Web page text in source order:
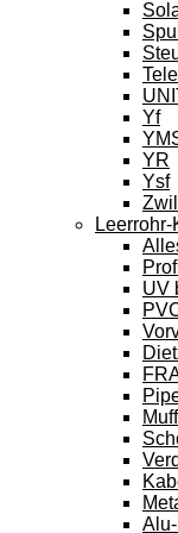
Yf
YR
Ysf
Leerrohr-
UV